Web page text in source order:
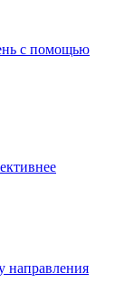
с помощью
направления